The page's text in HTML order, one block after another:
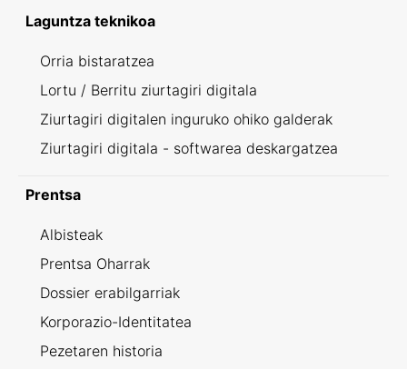
Laguntza teknikoa
Orria bistaratzea
Lortu / Berritu ziurtagiri digitala
Ziurtagiri digitalen inguruko ohiko galderak
Ziurtagiri digitala - softwarea deskargatzea
Prentsa
Albisteak
Prentsa Oharrak
Dossier erabilgarriak
Korporazio-Identitatea
Pezetaren historia